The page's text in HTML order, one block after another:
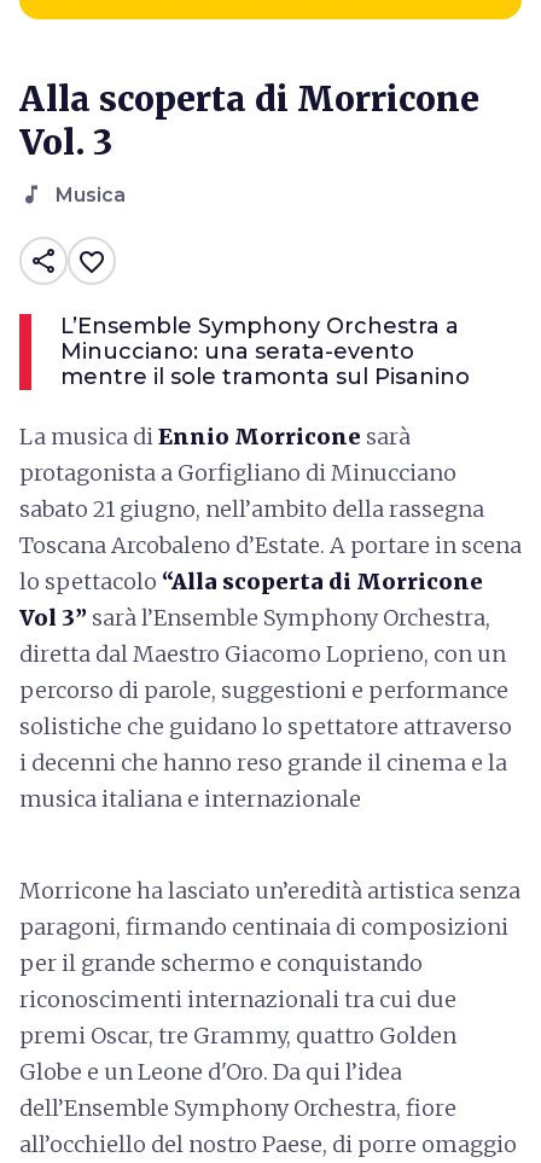
Alla scoperta di Morricone
Vol. 3
music_note Musica
share favorite_border
L’Ensemble Symphony Orchestra a
Minucciano: una serata-evento
mentre il sole tramonta sul Pisanino
La musica diEnnio Morricone sarà
protagonista a Gorfigliano di Minucciano
sabato 21 giugno, nell’ambito della rassegna
Toscana Arcobaleno d’Estate. A portare in scena
lo spettacolo “Alla scoperta di Morricone
Vol 3” sarà l’Ensemble Symphony Orchestra,
diretta dal Maestro Giacomo Loprieno, con un
percorso di parole, suggestioni e performance
solistiche che guidano lo spettatore attraverso
i decenni che hanno reso grande il cinema e la
musica italiana e internazionale
Morricone ha lasciato un’eredità artistica senza
paragoni, firmando centinaia di composizioni
per il grande schermo e conquistando
riconoscimenti internazionali tra cui due
premi Oscar, tre Grammy, quattro Golden
Globe e un Leone d'Oro. Da qui l’idea
dell’Ensemble Symphony Orchestra, fiore
all’occhiello del nostro Paese, di porre omaggio